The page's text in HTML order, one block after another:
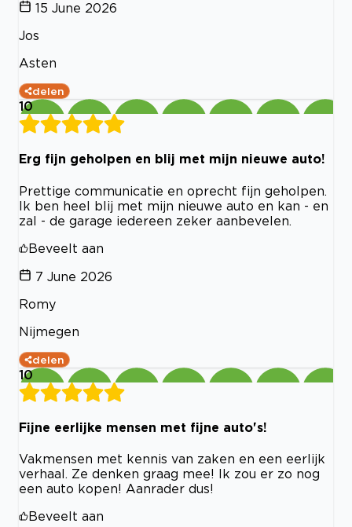
15 June 2026
Jos
Asten
delen
10
Erg fijn geholpen en blij met mijn nieuwe auto!
Prettige communicatie en oprecht fijn geholpen.
Ik ben heel blij met mijn nieuwe auto en kan - en
zal - de garage iedereen zeker aanbevelen.
Beveelt aan
7 June 2026
Romy
Nijmegen
delen
10
Fijne eerlijke mensen met fijne auto's!
Vakmensen met kennis van zaken en een eerlijk
verhaal. Ze denken graag mee! Ik zou er zo nog
een auto kopen! Aanrader dus!
Beveelt aan